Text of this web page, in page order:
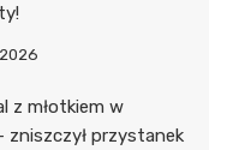
z młotkiem w
zniszczył przystanek